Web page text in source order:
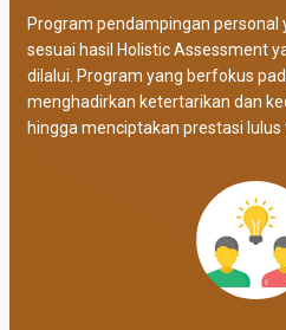
Program pendampingan personal
sesuai hasil Holistic Assessment
dilalui. Program yang berfokus
menghadirkan ketertarikan dan
hingga menciptakan prestasi lulus